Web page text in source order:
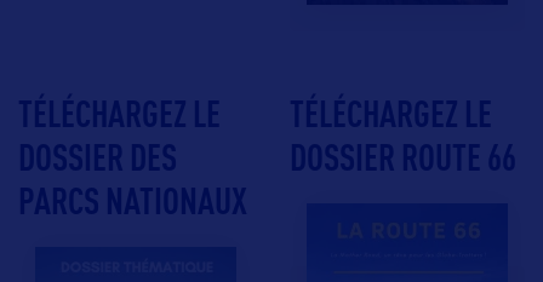
TÉLÉCHARGEZ LE
DOSSIER DES
PARCS NATIONAUX
TÉLÉCHARGEZ LE
DOSSIER ROUTE 66